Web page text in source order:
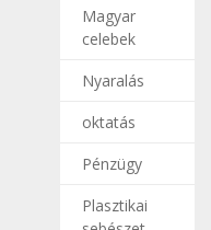
Magyar
celebek
Nyaralás
oktatás
Pénzügy
Plasztikai